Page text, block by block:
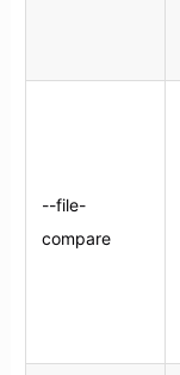
--file-
compare